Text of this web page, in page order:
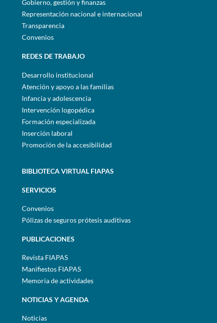
Gobierno, gestión y finanzas
Representación nacional e internacional
Transparencia
Convenios
REDES DE TRABAJO
Desarrollo institucional
Atención y apoyo a las familias
Infancia y adolescencia
Intervención logopédica
Formación especializada
Inserción laboral
Promoción de la accesibilidad
BIBLIOTECA VIRTUAL FIAPAS
SERVICIOS
Convenios
Pólizas de seguros prótesis auditivas
PUBLICACIONES
Revista FIAPAS
Manifiestos FIAPAS
Memoria de actividades
NOTICIAS Y AGENDA
Noticias